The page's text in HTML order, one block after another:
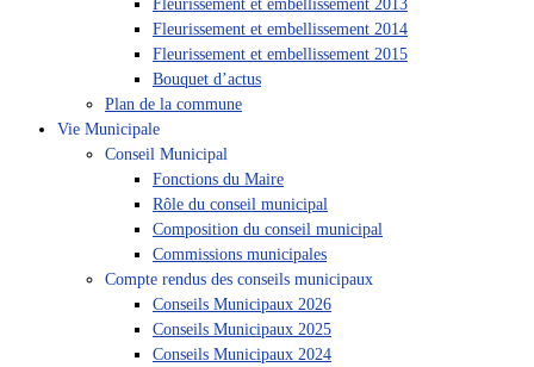
Fleurissement et embellissement 2014
Fleurissement et embellissement 2015
Bouquet d’actus
Plan de la commune
Vie Municipale
Conseil Municipal
Fonctions du Maire
Rôle du conseil municipal
Composition du conseil municipal
Commissions municipales
Compte rendus des conseils municipaux
Conseils Municipaux 2026
Conseils Municipaux 2025
Conseils Municipaux 2024